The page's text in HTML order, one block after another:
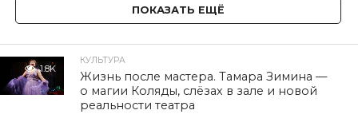
ПОКАЗАТЬ ЕЩЁ
1.8K
КУЛЬТУРА
Жизнь после мастера. Тамара Зимина —
о магии Коляды, слёзах в зале и новой
реальности театра